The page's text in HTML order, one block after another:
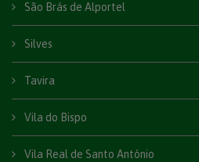
São Brás de Alportel
Silves
Tavira
Vila do Bispo
Vila Real de Santo António